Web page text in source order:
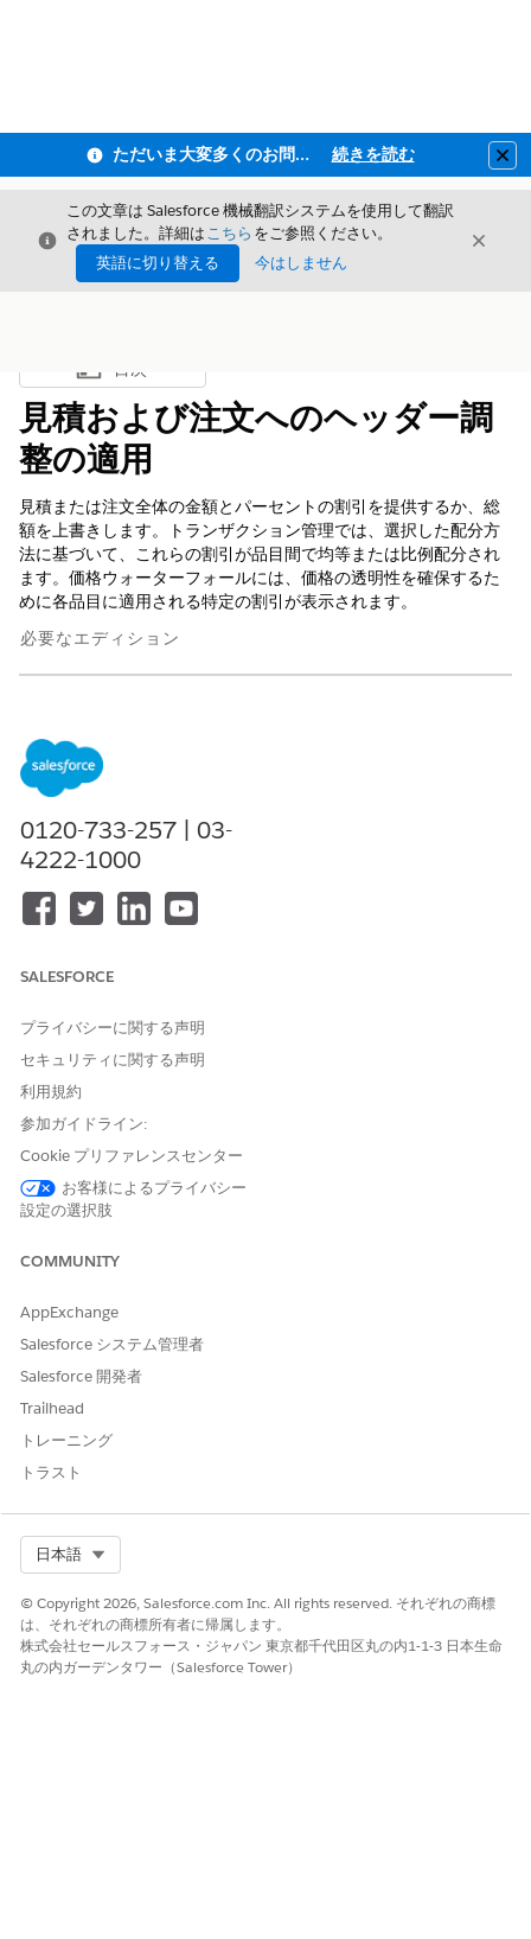
ただいま大変多くのお問い合わせをいただいており、ご連絡までにお時間を頂戴しております 続きを読む
閉じる
この文章は Salesforce 機械翻訳システムを使用して翻訳
されました。詳細はこちら をご参照ください。
英語に切り替える
今はしません
閉じる
目次を表示
目次
見積および注文へのヘッダー調
整の適用
見積または注文全体の金額とパーセントの割引を提供するか、総
額を上書きします。トランザクション管理では、選択した配分方
法に基づいて、これらの割引が品目間で均等または比例配分され
ます。価格ウォーターフォールには、価格の透明性を確保するた
めに各品目に適用される特定の割引が表示されます。
必要なエディション
使用可能なエディション: トランザクション管理が有効になって
いるRevenue Management
Enterprise
ヘッダー割引を使用する
メモヘッダー調整の設定を完了すると、ヘッダー調整が取引に
適用されます。「
[ヘッダー調整を管理] インターフェース内で調整種別と分配ロジ
ックを選択して、取引の合計金額を変更します。
見積または注文を開きます。
調整種別を選択します。
をすべての品目に分配します。
パーセント: 指定した割引率をすべての品目に適用しま
す。
調整値を入力します。
[調整配分ロジック] を選択します。
等しい: 割引値をすべての品目に均等に配分します。
比例: 各品目のリスト価格合計 (リスト価格 * 数量) に基づ
いて割引を比例配分します。
[見積および注文のデルタ価格設定] 設定が有効になっている場
合は、[すべて再価格設定] をクリックします。
調整が正しく適用され、すべての品目の正確な価格が表示され
ます。
0120-733-257 | 03-
4222-1000
SALESFORCE
プライバシーに関する声明
セキュリティに関する声明
利用規約
参加ガイドライン:
Cookie プリファレンスセンター
お客様によるプライバシー
設定の選択肢
COMMUNITY
AppExchange
Salesforce システム管理者
Salesforce 開発者
Trailhead
トレーニング
トラスト
日本語
© Copyright 2026, Salesforce.com Inc. All rights reserved. それぞれの商標
は、それぞれの商標所有者に帰属します。
株式会社セールスフォース・ジャパン 東京都千代田区丸の内1-1-3 日本生命
丸の内ガーデンタワー（Salesforce Tower）